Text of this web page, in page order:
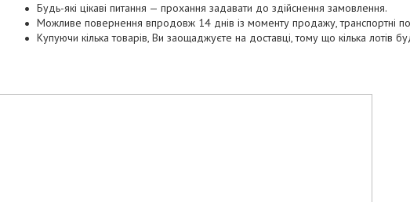
Будь-які цікаві питання — прохання задавати до здійснення замовлення.
Можливе повернення впродовж 14 днів із моменту продажу, транспортні
Купуючи кілька товарів, Ви заощаджуєте на доставці, тому що кілька лотів